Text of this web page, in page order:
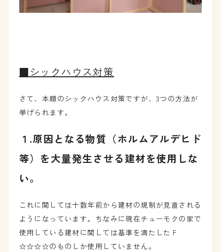
■シックハウス対策
さて、本題のシックハウス対策ですが、3つの方法が
挙げられます。
１.原因となる物質（ホルムアルデヒド
等）を大量発生させる建材を使用しな
い。
これに関しては十数年前から建材の規制が見直される
ようになっています。ちなみに現在チューモクの家で
使用している建材に関しては基準を満たしたＦ
☆☆☆☆のものしか使用していません。